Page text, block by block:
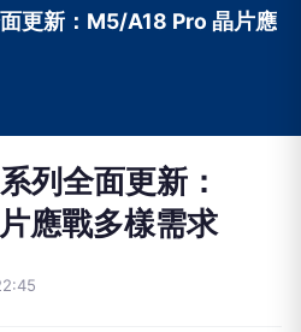
更新：M5/A18 Pro 晶片應
列全面更新：
應戰多樣需求